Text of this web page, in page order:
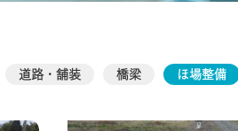
道路・舗装 橋梁 ほ場整備